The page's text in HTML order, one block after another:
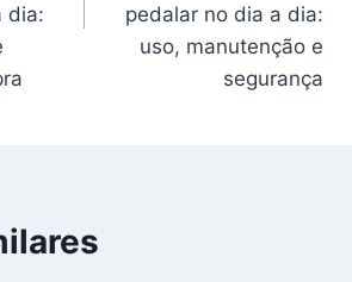
dia:
pedalar no dia a dia:
uso, manutenção e
segurança